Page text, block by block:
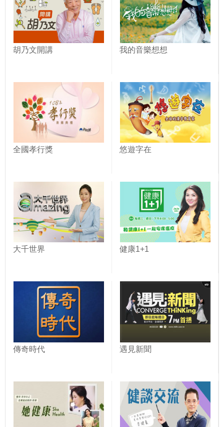
胡乃文開講 我的音樂想想
全國孝行獎 悠遊字在
大千世界 健康1+1
傳奇時代 遇見新聞